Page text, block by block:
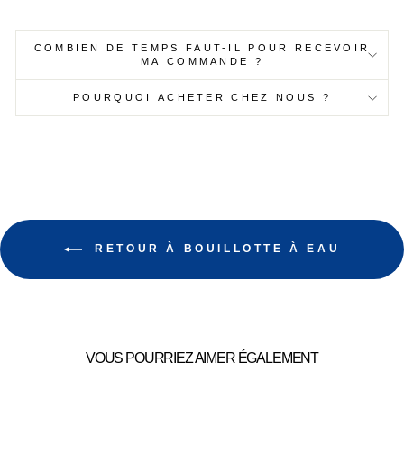
COMBIEN DE TEMPS FAUT-IL POUR RECEVOIR
MA COMMANDE ?
POURQUOI ACHETER CHEZ NOUS ?
RETOUR À BOUILLOTTE À EAU
VOUS POURRIEZ AIMER ÉGALEMENT